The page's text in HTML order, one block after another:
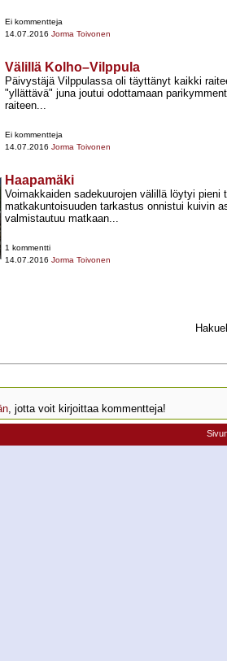
Ei kommentteja
14.07.2016 Jorma Toivonen
Välillä Kolho–Vilppula
Päivystäjä Vilppulassa oli täyttänyt kaikki
"yllättävä" juna joutui odottamaan
raiteen...
Ei kommentteja
14.07.2016 Jorma Toivonen
Haapamäki
Voimakkaiden sadekuurojen välillä löytyi pieni
matkakuntoisuuden tarkastus onnistui kuivin
valmistautuu matkaan...
1 kommentti
14.07.2016 Jorma Toivonen
, jotta voit kirjoittaa kommentteja!